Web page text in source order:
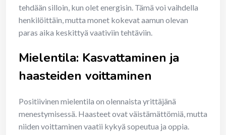
tehdään silloin, kun olet energisin. Tämä voi vaihdella
henkilöittäin, mutta monet kokevat aamun olevan
paras aika keskittyä vaativiin tehtäviin.
Mielentila: Kasvattaminen ja
haasteiden voittaminen
Positiivinen mielentila on olennaista yrittäjänä
menestymisessä. Haasteet ovat väistämättömiä, mutta
niiden voittaminen vaatii kykyä sopeutua ja oppia.